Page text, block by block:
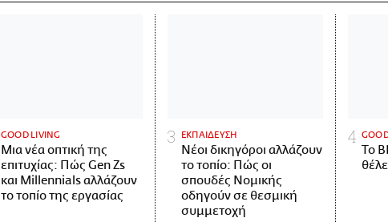
GOOD LIVING
Μια νέα οπτική της
επιτυχίας: Πώς Gen Zs
και Millennials αλλάζουν
το τοπίο της εργασίας
ΕΚΠΑΙΔΕΥΣΗ
Νέοι δικηγόροι αλλάζουν
το τοπίο: Πώς οι
σπουδές Νομικής
οδηγούν σε θεσμική
συμμετοχή
Το